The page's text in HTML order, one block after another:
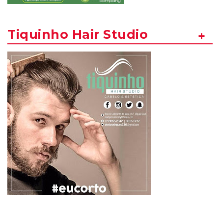
Tiquinho Hair Studio